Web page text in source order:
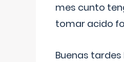
mes cunto
tomar acido
Buenas tardes